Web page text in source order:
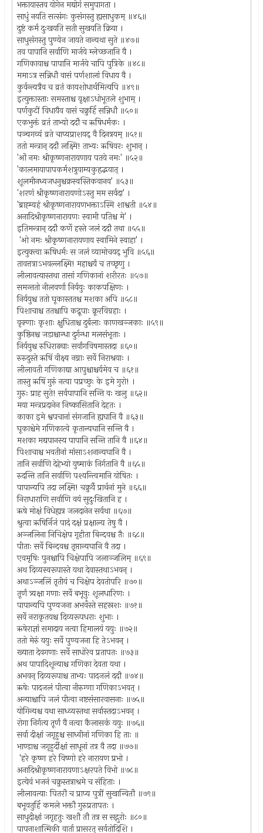
भक्तायास्तव योगेन मद्योगं समुपागता ।
साधुं नयति सत्संगः कुसंगस्तु ह्यसाधुकम् ॥४६॥
दुष्टं कर्म दुःखयति सती सुखयति क्रिया ।
साधुसंगस्तु पुण्येन जायते नान्यथा सुते ॥४७॥
तव पापानि सर्वाणि मार्जये म्लेच्छजानि वै ।
गणिकायाश्च पापानि मार्जये चापि पुत्रिके ॥४८॥
ममाऽत्र सन्निधौ वासं पर्णशालां विधाय वै ।
कुर्वन्त्यत्रैव च व्रतं कायशोधार्थमित्यपि ॥४९॥
इत्युक्तास्ताः समस्ताश्च वृक्षाऽधोभूतले शुभाम् ।
पर्णकुटीं विधायैव वासं चक्रुर्हि सन्निधौ ॥५०॥
एकभुक्तं व्रतं ताभ्यो ददौ च ऋषिधर्मकः ।
पञ्चगव्यं व्रते चाप्यप्राशयद् वै दिनत्रयम् ॥५१॥
ततो मन्त्रान् ददौ लक्ष्मि! ताभ्यः ऋषिवरः शुभान् ।
'ओं नमः श्रीकृष्णनारायणाय पतये नमः' ॥५२॥
'कालमायापापकर्मशत्रुयाम्यकुहृद्भयात् ।
शूलमीनध्वजधनुश्चक्रस्वस्तिकवानव' ॥५३॥
'शरणं श्रीकृष्णनारायणोऽस्तु मम सर्वदा' ।
'ब्राह्म्यहं श्रीकृष्णनारायणभक्ताऽस्मि शाश्वती ॥५४॥
अनादिश्रीकृष्णनारायणः स्वामी पतिश्च मे' ।
इतिमन्त्रान् ददौ कर्णे हस्ते जलं ददौ तथा ॥५५॥
'ओ नमः श्रीकृष्णनारायणाय स्वामिने स्वाहा' ।
इत्युक्त्वा ऋषिधर्मः स जलं व्यामोचयद् भुवि ॥५६॥
तावत्तत्राऽभवल्लक्ष्मि! महाश्चर्यं च तच्छृणु ।
लीलावत्यास्तथा तासां गणिकानां शरीरतः ॥५७॥
समन्ततो नीलवर्णा निर्ययुः काकपक्षिणः ।
निर्ययुश्च ततो घूकास्ततश्च मशका अपि ॥५८॥
पिशाचाश्च ततश्चापि कद्रूपाः क्रूरविग्रहाः ।
वृक्णाः कृशाः क्षुधिताश्च दुर्बलाः काणखञ्जकाः ॥५९॥
कुष्ठिनश्च जडाश्चान्धा दुर्गन्धा मलसंभृताः ।
निर्ययुश्च रुधिराढ्याः सर्वांगविषमास्तदा ॥६०॥
रुरुदुस्ते ऋषिं वीक्ष्य नग्नाः सर्वे निराश्रयाः ।
लीलावती गणिकाद्या आपुश्चाश्चर्यमेव च ॥६१॥
तास्तु ऋषिं गुरुं नत्वा पप्रच्छुः के इमे गुरो! ।
गुरुः प्राह सुते! सर्वपापानि सन्ति वः खलु ॥६२॥
मया मन्त्रप्रदानेन निष्कासितानि देहतः ।
काका इमे श्वपचानां संगजानि ह्यघानि वै ॥६३॥
घूकाश्चेमे गणिकात्वे कृतान्यघानि सन्ति वै ।
मशका मद्यपानस्य पापानि सन्ति तानि वै ॥६४॥
पिशाचाश्च भवतीनां मांसाऽशनान्यघानि वै ।
तानि सर्वाणि देहेभ्यो युष्माकं निर्गतानि वै ॥६५॥
रुदन्ति तानि सर्वाणि पश्यन्त्विमानि योषितः ।
पापान्यपि तदा लक्ष्मि! चक्रुर्वै प्रार्थनां मुने ॥६६॥
निराधाराणि सर्वाणि वयं सुदुःखितानि ह ।
ऋषे मोक्षं विधेह्यत्र जलदानेन सर्वथा ॥६७॥
श्रुत्वा ऋषिर्निजं पादं दक्षं प्रक्षाल्य तेषु वै ।
अञ्जलिना निचिक्षेप गृहीता बिन्दवश्च तैः ॥६८॥
पीताः सर्वे बिन्दवश्च तृप्तान्यघानि वै तदा ।
एवमृषिः पुनश्चापि चिक्षेपापि जलाञ्जलिम् ॥६९॥
अथ दिव्यस्वरूपास्ते यथा देवास्तथाऽभवन् ।
अथाऽञ्जलिं तृतीयं च चिक्षेप देवतोपरि ॥७०॥
तूर्णं त्र्यक्षा गणाः सर्वे बभूवुः शूलधारिणः ।
पापान्यपि पुण्यजना अभवँस्ते सहस्रशः ॥७१॥
सर्वे नराकृतयश्च दिव्यरूपधराः शुभाः ।
ऋषेराज्ञां समादाय नत्वा हिमालयं ययुः ॥७२॥
ततो मेरुं ययुः सर्वे पुण्यजना हि तेऽभवन् ।
ख्याता देवगणाः सर्वे साधोरेव प्रतापतः ॥७३॥
अथ पापादिशून्याश्च गणिका देवता यथा ।
अभवन् दिव्यरूपाश्च ताभ्यः पादजलं ददौ ॥७४॥
ऋषेः पादजलं पीत्वा नीरुग्णा गणिकाऽभवत् ।
अन्याश्चापि जलं पीत्वा नष्टसंसारवासनाः ॥७५॥
योगिन्यश्च यथा साध्व्यस्तथा सर्वास्तदाऽभवन् ।
रोगा निर्गत्य तूर्णं वै नत्वा कैलासकं ययुः ॥७६॥
सर्वा दीक्षां जगृहुश्च साध्वीनां गणिका हि ताः ॥
भाण्डाश्च जगृहुर्दीक्षां साधूनां तत्र वै तदा ॥७७॥
'हरे कृष्ण हरे विष्णो हरे नारायण प्रभो ।
अनादिश्रीकृष्णनारायणाऽक्षरपते विभो ॥७८॥
इत्येवं भजनं चक्रुस्तत्राश्रमे च संहिताः ।
लीलावत्याः पितरौ च प्राप्य पुत्रीं सुखान्वितौ ॥७९॥
बभूवतुर्हि कमले भक्तौ गुरुप्रतापतः ।
साधुदीक्षां जगृहतुः खशौ तौ तत्र स सद्गुरोः ॥८०॥
पापनाशात्मिकी वार्ता प्रासरत् सर्वतोदिशि ।